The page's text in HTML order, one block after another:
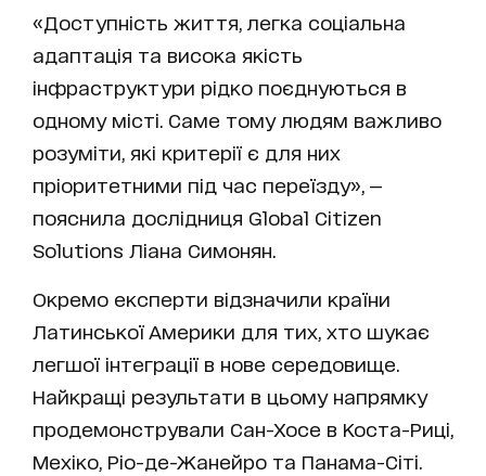
«Доступність життя, легка соціальна
адаптація та висока якість
інфраструктури рідко поєднуються в
одному місті. Саме тому людям важливо
розуміти, які критерії є для них
пріоритетними під час переїзду», —
пояснила дослідниця Global Citizen
Solutions Ліана Симонян.
Окремо експерти відзначили країни
Латинської Америки для тих, хто шукає
легшої інтеграції в нове середовище.
Найкращі результати в цьому напрямку
продемонстрували Сан-Хосе в Коста-Риці,
Мехіко, Ріо-де-Жанейро та Панама-Сіті.